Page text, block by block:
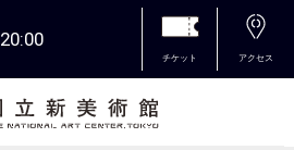
20:00
チケット アクセス